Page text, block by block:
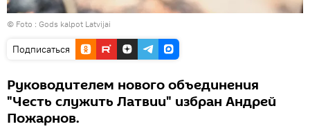
© Foto : Gods kalpot Latvijai
Подписаться
Руководителем нового объединения
"Честь служить Латвии" избран Андрей
Пожарнов.